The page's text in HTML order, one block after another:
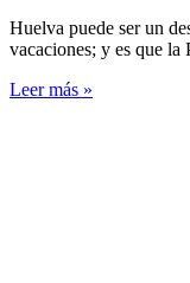
Huelva puede ser un
vacaciones; y es que
Leer más »